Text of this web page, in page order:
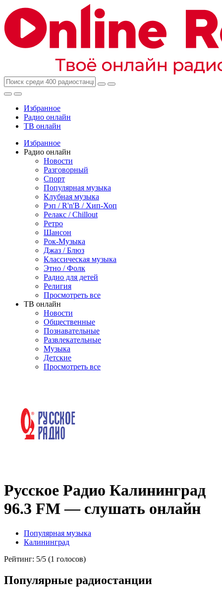
Избранное
Радио онлайн
ТВ онлайн
Избранное
Радио онлайн
Новости
Разговорный
Спорт
Популярная музыка
Клубная музыка
Рэп / R'n'B / Хип-Хоп
Релакс / Chillout
Ретро
Шансон
Рок-Музыка
Джаз / Блюз
Классическая музыка
Этно / Фолк
Радио для детей
Религия
Просмотреть все
ТВ онлайн
Новости
Общественные
Познавательные
Развлекательные
Музыка
Детские
Просмотреть все
Русское Радио Калининград
96.3 FM — слушать онлайн
Популярная музыка
Калининград
Рейтинг: 5/5 (1 голосов)
Популярные радиостанции